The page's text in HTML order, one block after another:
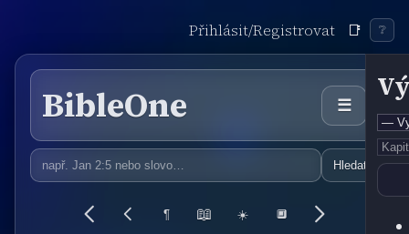
Přihlásit/Registrovat 📑 ❔
BibleOne ☰
Hledat
¶ 📖 ☀️ 🔲